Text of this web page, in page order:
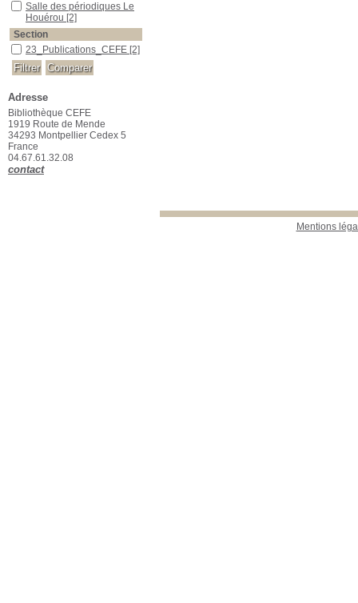
Mentions
Salle des périodiques Le Houérou
Salle des périodiques Le
Houérou [2]
Section
23_Publications_CEFE
23_Publications_CEFE [2]
Adresse
Bibliothèque CEFE
1919 Route de Mende
34293 Montpellier Cedex 5
France
04.67.61.32.08
contact